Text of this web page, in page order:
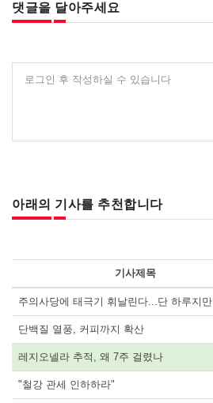
댓글을 달아주세요
로그인 후 작성하실 수 있습니다
아래의 기사를 추천합니다
기사제목
주의사당에 태극기 휘날린다...단 하루지만
단백질 열풍, 커피까지 확산
레지오넬라 추적, 왜 7주 걸렸나
"철강 관세 인하하라"